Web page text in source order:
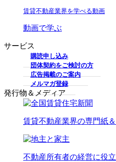
賃貸不動産業界を学べる動画
動画で学ぶ
サービス
購読申し込み
団体契約をご検討の方
広告掲載のご案内
メルマガ登録
発行物＆メディア
賃貸不動産業界の専門紙
不動産所有者の経営に役